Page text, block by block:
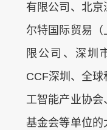
有限公司、北
尔特国际贸易
限公司、深圳
CCF深圳、全
工智能产业协
基金会等单位的